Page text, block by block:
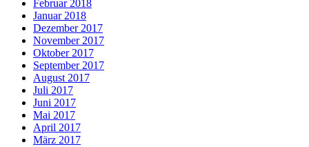
Februar 2018
Januar 2018
Dezember 2017
November 2017
Oktober 2017
September 2017
August 2017
Juli 2017
Juni 2017
Mai 2017
April 2017
März 2017